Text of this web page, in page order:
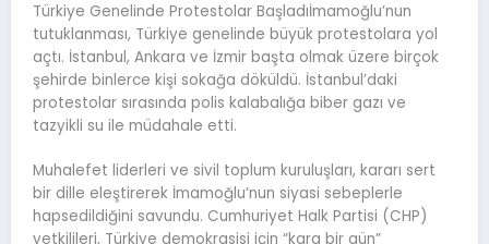
Türkiye Genelinde Protestolar Başladıİmamoğlu’nun
tutuklanması, Türkiye genelinde büyük protestolara yol
açtı. İstanbul, Ankara ve İzmir başta olmak üzere birçok
şehirde binlerce kişi sokağa döküldü. İstanbul’daki
protestolar sırasında polis kalabalığa biber gazı ve
tazyikli su ile müdahale etti.
Muhalefet liderleri ve sivil toplum kuruluşları, kararı sert
bir dille eleştirerek İmamoğlu’nun siyasi sebeplerle
hapsedildiğini savundu. Cumhuriyet Halk Partisi (CHP)
yetkilileri, Türkiye demokrasisi için “kara bir gün”